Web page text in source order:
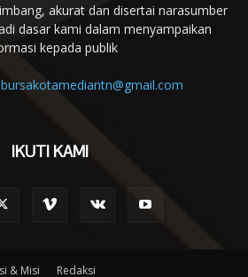
akurat dan disertai narasumber
dasar kami dalam menyampaikan
kepada publik
bursakotamediantn@gmail.com
IKUTI KAMI
& Misi Redaksi